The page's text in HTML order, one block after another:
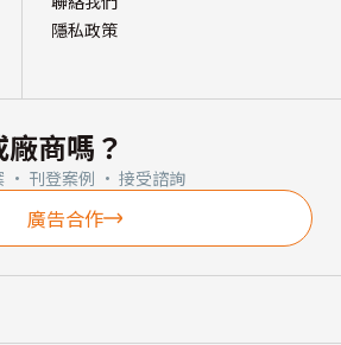
隱私政策
商嗎？
· 刊登案例 · 接受諮詢
廣告合作